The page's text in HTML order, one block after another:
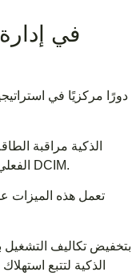
الفعلي وموازنة التحميل والتكامل مع أدوات DCIM.
تعمل هذه الميزات